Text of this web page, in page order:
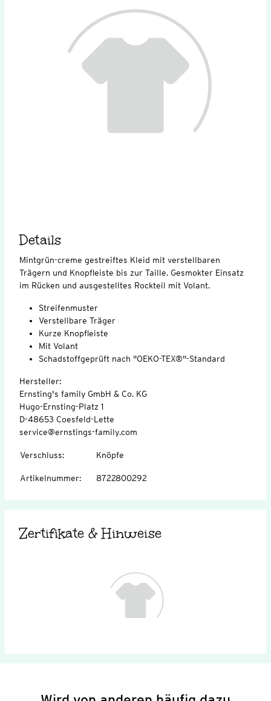
Details
Mintgrün-creme gestreiftes Kleid mit verstellbaren
Trägern und Knopfleiste bis zur Taille. Gesmokter Einsatz
im Rücken und ausgestelltes Rockteil mit Volant.
Streifenmuster
Verstellbare Träger
Kurze Knopfleiste
Mit Volant
Schadstoffgeprüft nach "OEKO-TEX®"-Standard
Hersteller:
Ernsting's family GmbH & Co. KG
Hugo-Ernsting-Platz 1
D-48653 Coesfeld-Lette
service@ernstings-family.com
Verschluss: Knöpfe
Artikelnummer: 8722800292
Zertifikate & Hinweise